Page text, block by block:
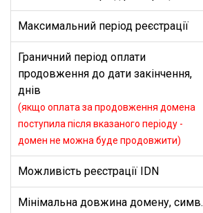
Максимальний період реєстрації
Граничний період оплати
продовження до дати закінчення,
днів
(якщо оплата за продовження домена
поступила після вказаного періоду -
домен не можна буде продовжити)
Можливість реєстрації IDN
Мінімальна довжина домену, симв.